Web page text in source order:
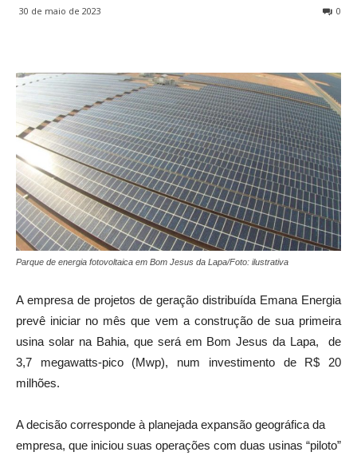
30 de maio de 2023 0
Parque de energia fotovoltaica em Bom Jesus da Lapa/Foto: ilustrativa
A empresa de projetos de geração distribuída Emana Energia
prevê iniciar no mês que vem a construção de sua primeira
usina solar na Bahia, que será em Bom Jesus da Lapa, de
3,7 megawatts-pico (Mwp), num investimento de R$ 20
milhões.
A decisão corresponde à planejada expansão geográfica da
empresa, que iniciou suas operações com duas usinas “piloto”